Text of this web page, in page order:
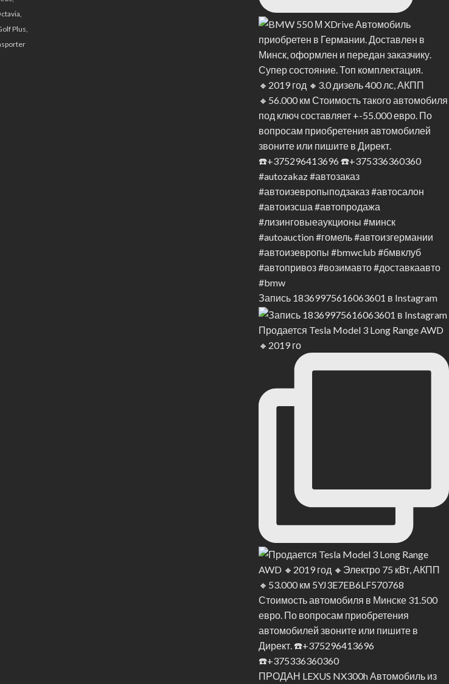
Plus,
Запись 18369975616063601 в Instagram
Продается Tesla Model 3 Long Range AWD
🔸2019 го
ПРОДАН LEXUS NX300h Автомобиль из